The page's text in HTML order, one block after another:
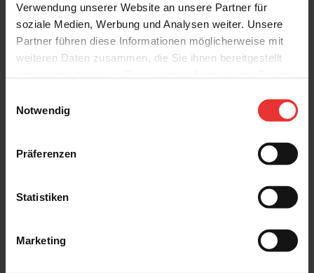
Verwendung unserer Website an unsere Partner für
soziale Medien, Werbung und Analysen weiter. Unsere
Partner führen diese Informationen möglicherweise mit
weiteren Daten zusammen, die Sie ihnen bereitgestellt
Notwendig
Präferenzen
Statistiken
Marketing
Project